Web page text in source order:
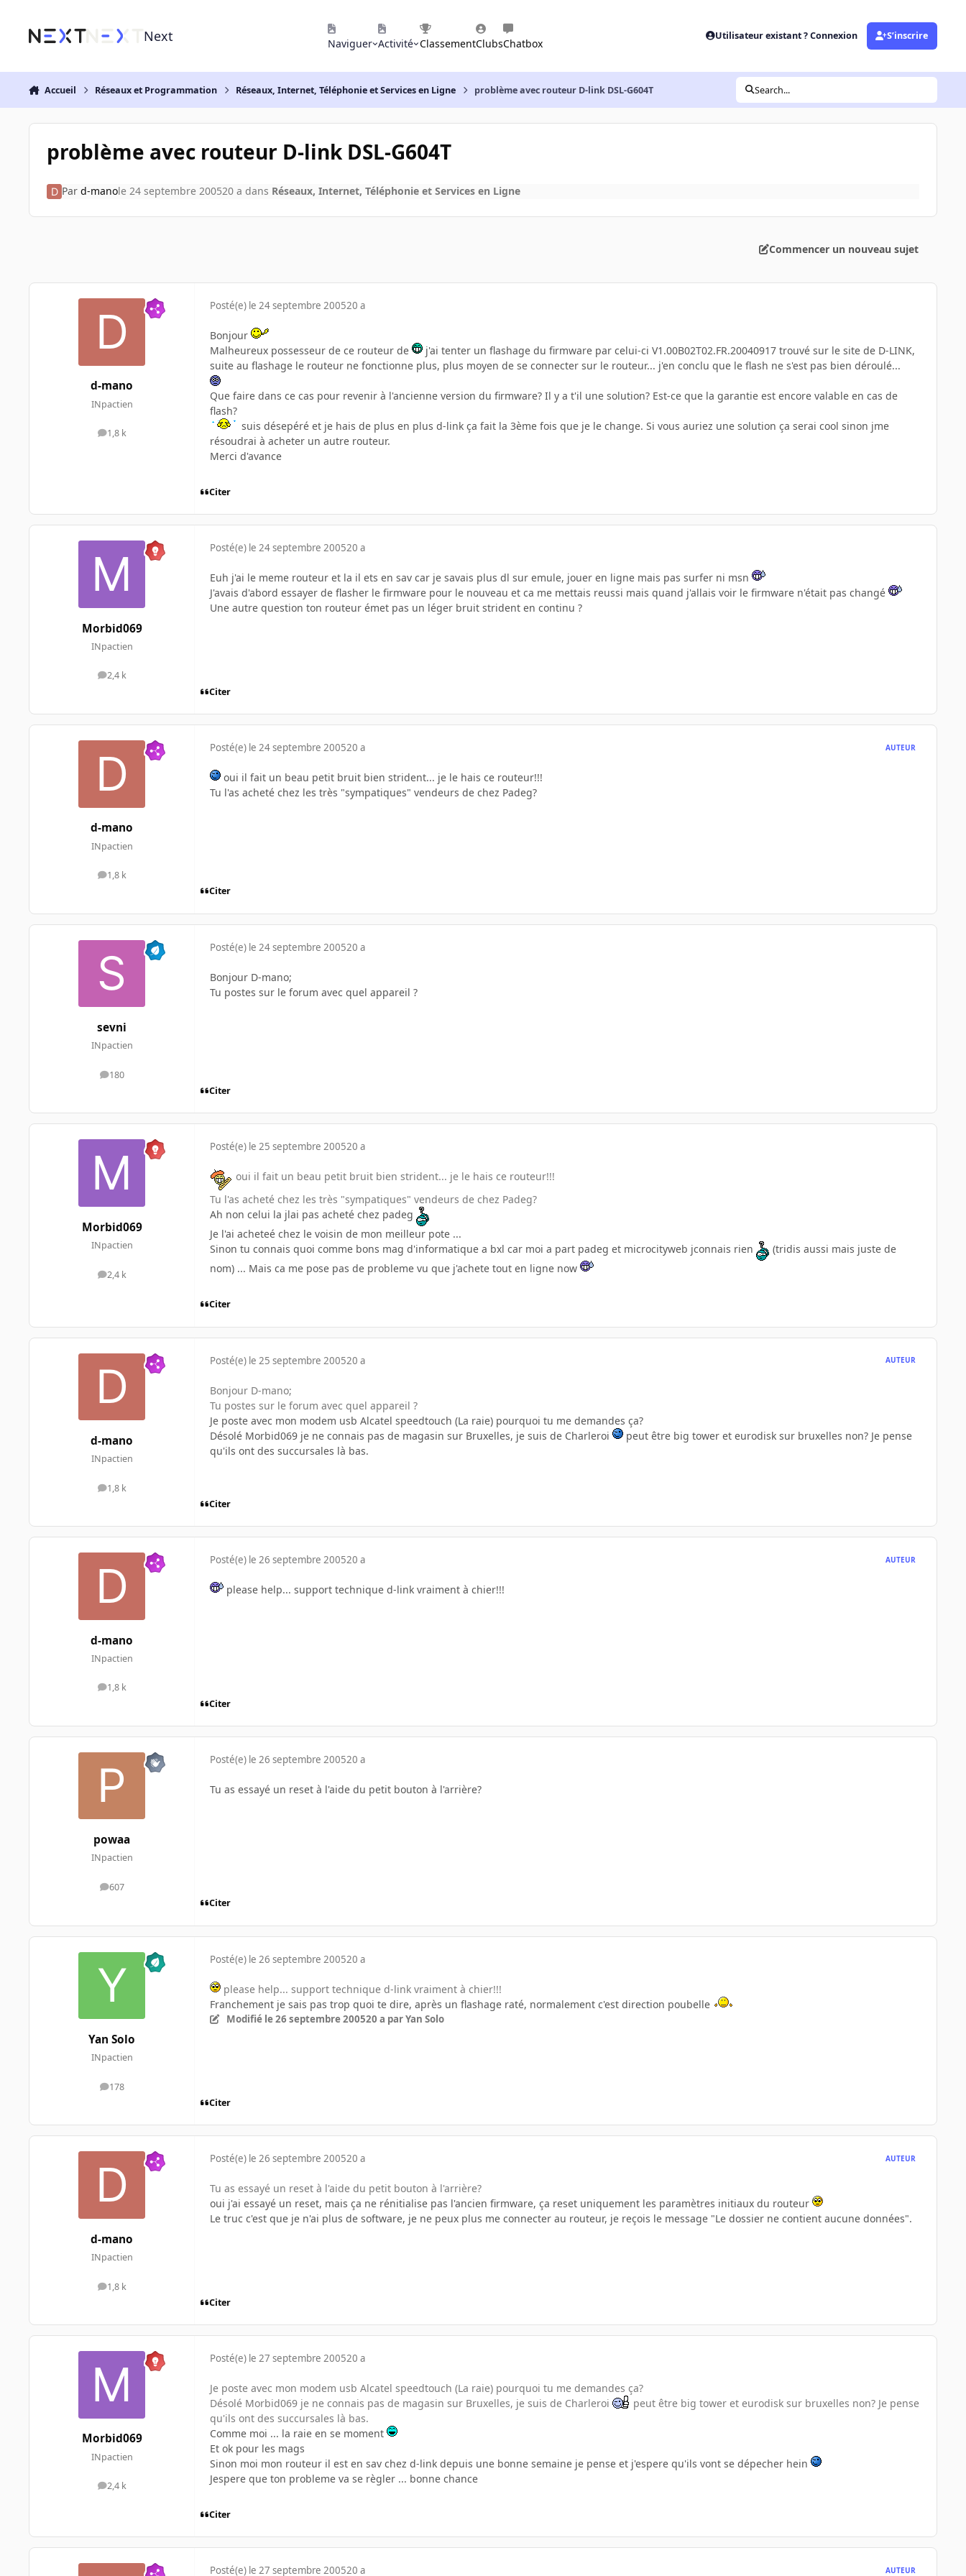
Next Naviguer Activité ClassementClubsChatbox
Utilisateur existant ? Connexion S’inscrire
Accueil Réseaux et Programmation Réseaux, Internet, Téléphonie et Services en Ligne problème avec routeur D-link DSL-G604T Search...
problème avec routeur D-link DSL-G604T
Par d-manole 24 septembre 200520 a dans Réseaux, Internet, Téléphonie et Services en Ligne
Commencer un nouveau sujet
d-mano
INpactien
1,8 k
messages
Posté(e) le 24 septembre 200520 a
Bonjour
Malheureux possesseur de ce routeur de
j'ai tenter un flashage du firmware par celui-ci V1.00B02T02.FR.20040917 trouvé sur le site de D-LINK,
suite au flashage le routeur ne fonctionne plus, plus moyen de se connecter sur le routeur... j'en conclu que le flash ne s'est pas bien déroulé...
Que faire dans ce cas pour revenir à l'ancienne version du firmware? Il y a t'il une solution? Est-ce que la garantie est encore valable en cas de
flash?
suis désepéré et je hais de plus en plus d-link ça fait la 3ème fois que je le change. Si vous auriez une solution ça serai cool sinon jme
résoudrai à acheter un autre routeur.
Merci d'avance
Citer
Morbid069
INpactien
2,4 k
messages
Posté(e) le 24 septembre 200520 a
Euh j'ai le meme routeur et la il ets en sav car je savais plus dl sur emule, jouer en ligne mais pas surfer ni msn
J'avais d'abord essayer de flasher le firmware pour le nouveau et ca me mettais reussi mais quand j'allais voir le firmware n'était pas changé
Une autre question ton routeur émet pas un léger bruit strident en continu ?
Citer
d-mano
INpactien
1,8 k
messages
Posté(e) le 24 septembre 200520 a AUTEUR
oui il fait un beau petit bruit bien strident... je le hais ce routeur!!!
Tu l'as acheté chez les très "sympatiques" vendeurs de chez Padeg?
Citer
sevni
INpactien
180
messages
Posté(e) le 24 septembre 200520 a
Bonjour D-mano;
Tu postes sur le forum avec quel appareil ?
Citer
Morbid069
INpactien
2,4 k
messages
Posté(e) le 25 septembre 200520 a
oui il fait un beau petit bruit bien strident... je le hais ce routeur!!!
Tu l'as acheté chez les très "sympatiques" vendeurs de chez Padeg?
Ah non celui la jlai pas acheté chez padeg
Je l'ai acheteé chez le voisin de mon meilleur pote ...
Sinon tu connais quoi comme bons mag d'informatique a bxl car moi a part padeg et microcityweb jconnais rien
(tridis aussi mais juste de
nom) ... Mais ca me pose pas de probleme vu que j'achete tout en ligne now
Citer
d-mano
INpactien
1,8 k
messages
Posté(e) le 25 septembre 200520 a AUTEUR
Bonjour D-mano;
Tu postes sur le forum avec quel appareil ?
Je poste avec mon modem usb Alcatel speedtouch (La raie) pourquoi tu me demandes ça?
Désolé Morbid069 je ne connais pas de magasin sur Bruxelles, je suis de Charleroi
peut être big tower et eurodisk sur bruxelles non? Je pense
qu'ils ont des succursales là bas.
Citer
d-mano
INpactien
1,8 k
messages
Posté(e) le 26 septembre 200520 a AUTEUR
please help... support technique d-link vraiment à chier!!!
Citer
powaa
INpactien
607
messages
Posté(e) le 26 septembre 200520 a
Tu as essayé un reset à l'aide du petit bouton à l'arrière?
Citer
Yan Solo
INpactien
178
messages
Posté(e) le 26 septembre 200520 a
please help... support technique d-link vraiment à chier!!!
Franchement je sais pas trop quoi te dire, après un flashage raté, normalement c'est direction poubelle
Modifié le 26 septembre 200520 a par Yan Solo
Citer
d-mano
INpactien
1,8 k
messages
Posté(e) le 26 septembre 200520 a AUTEUR
Tu as essayé un reset à l'aide du petit bouton à l'arrière?
oui j'ai essayé un reset, mais ça ne rénitialise pas l'ancien firmware, ça reset uniquement les paramètres initiaux du routeur
Le truc c'est que je n'ai plus de software, je ne peux plus me connecter au routeur, je reçois le message "Le dossier ne contient aucune données".
Citer
Morbid069
INpactien
2,4 k
messages
Posté(e) le 27 septembre 200520 a
Je poste avec mon modem usb Alcatel speedtouch (La raie) pourquoi tu me demandes ça?
Désolé Morbid069 je ne connais pas de magasin sur Bruxelles, je suis de Charleroi
peut être big tower et eurodisk sur bruxelles non? Je pense
qu'ils ont des succursales là bas.
Comme moi ... la raie en se moment
Et ok pour les mags
Sinon moi mon routeur il est en sav chez d-link depuis une bonne semaine je pense et j'espere qu'ils vont se dépecher hein
Jespere que ton probleme va se règler ... bonne chance
Citer
Posté(e) le 27 septembre 200520 a AUTEUR